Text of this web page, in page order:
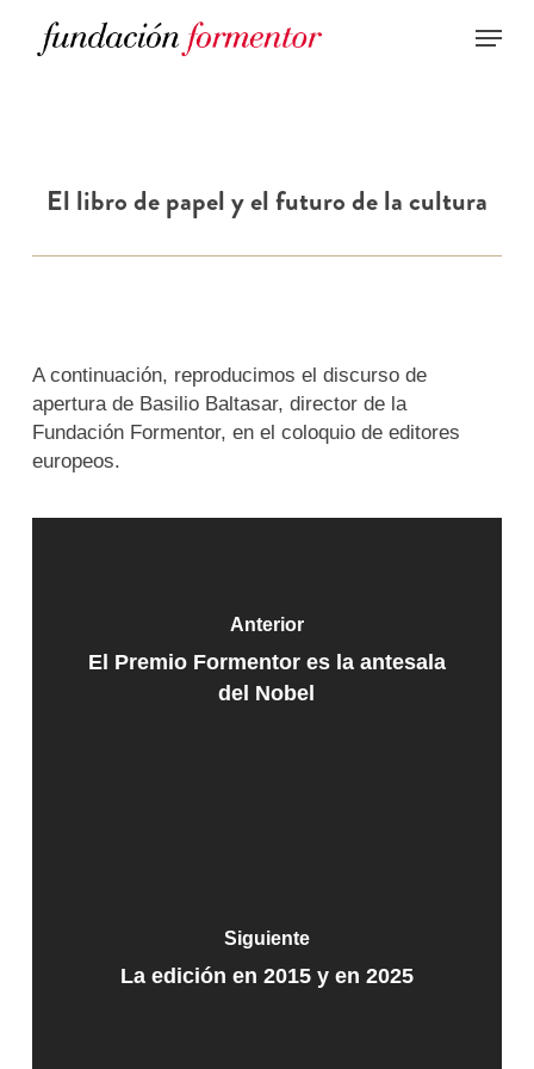
El libro de papel y el futuro de la cultura
A continuación, reproducimos el discurso de
apertura de Basilio Baltasar, director de la
Fundación Formentor, en el coloquio de editores
europeos.
Anterior
El Premio Formentor es la antesala
del Nobel
Siguiente
La edición en 2015 y en 2025